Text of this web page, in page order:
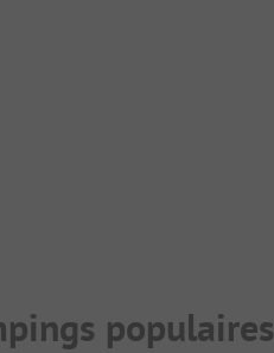
populaires